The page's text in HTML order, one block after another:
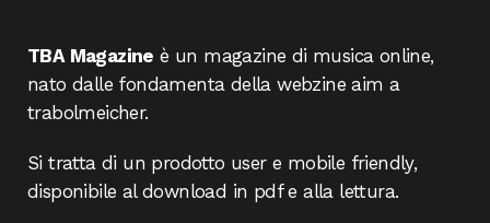
TBA Magazine è un magazine di musica online,
nato dalle fondamenta della webzine aim a
trabolmeicher.
Si tratta di un prodotto user e mobile friendly,
disponibile al download in pdf e alla lettura.